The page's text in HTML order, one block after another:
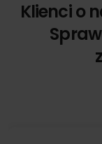
Klienci o